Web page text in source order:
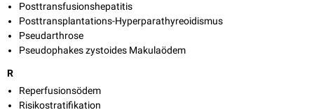
Posttransfusionshepatitis
Posttransplantations-Hyperparathyreoidismus
Pseudarthrose
Pseudophakes zystoides Makulaödem
R
Reperfusionsödem
Risikostratifikation